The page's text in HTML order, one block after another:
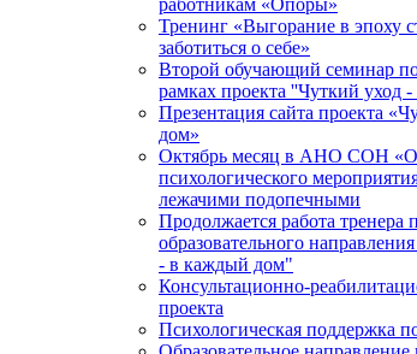
Тренинг «Выгорание в эпоху
заботиться о себе»
Второй обучающий семинар по
рамках проекта ''Чуткий уход
Презентация сайта проекта
дом»
Октябрь месяц в АНО СОН
психологического
лежачими подопечными
Продолжается работа тренера
образовательного
- в каждый дом"
Консультационно-
проекта
Психологическая поддержка